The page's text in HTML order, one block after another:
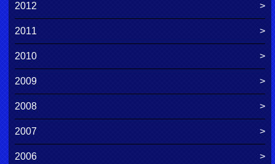
2012
2011
2010
2009
2008
2007
2006